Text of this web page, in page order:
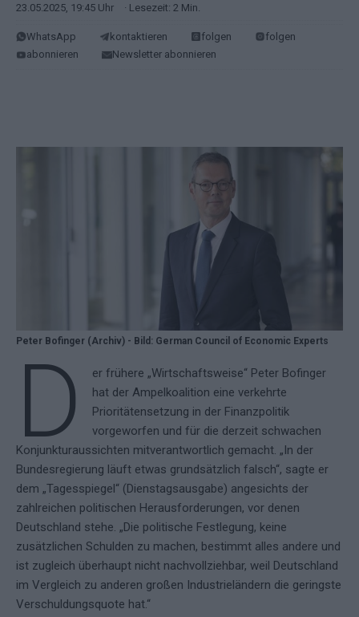
23.05.2025, 19:45 Uhr
· Lesezeit: 2 Min.
WhatsApp kontaktieren folgen
folgen
abonnieren
Newsletter abonnieren
Peter Bofinger (Archiv) - Bild: German Council of Economic Experts
D
er frühere „Wirtschaftsweise“ Peter Bofinger
hat der Ampelkoalition eine verkehrte
Prioritätensetzung in der Finanzpolitik
vorgeworfen und für die derzeit schwachen
Konjunkturaussichten mitverantwortlich gemacht. „In der
Bundesregierung läuft etwas grundsätzlich falsch“, sagte er
dem „Tagesspiegel“ (Dienstagsausgabe) angesichts der
zahlreichen politischen Herausforderungen, vor denen
Deutschland stehe. „Die politische Festlegung, keine
zusätzlichen Schulden zu machen, bestimmt alles andere und
ist zugleich überhaupt nicht nachvollziehbar, weil Deutschland
im Vergleich zu anderen großen Industrieländern die geringste
Verschuldungsquote hat.“